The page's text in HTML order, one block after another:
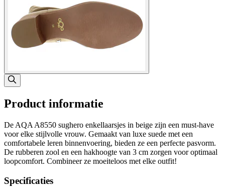
Product informatie
De AQA A8550 sughero enkellaarsjes in beige zijn een must-have
voor elke stijlvolle vrouw. Gemaakt van luxe suede met een
comfortabele leren binnenvoering, bieden ze een perfecte pasvorm.
De rubberen zool en een hakhoogte van 3 cm zorgen voor optimaal
loopcomfort. Combineer ze moeiteloos met elke outfit!
Specificaties